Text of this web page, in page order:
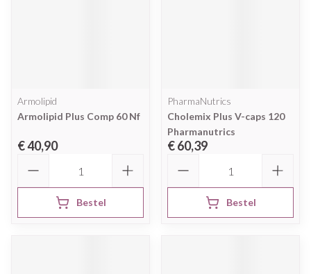
Armolipid
Armolipid Plus Comp 60 Nf
€ 40,90
Bestel
PharmaNutrics
Cholemix Plus V-caps 120
Pharmanutrics
€ 60,39
Bestel